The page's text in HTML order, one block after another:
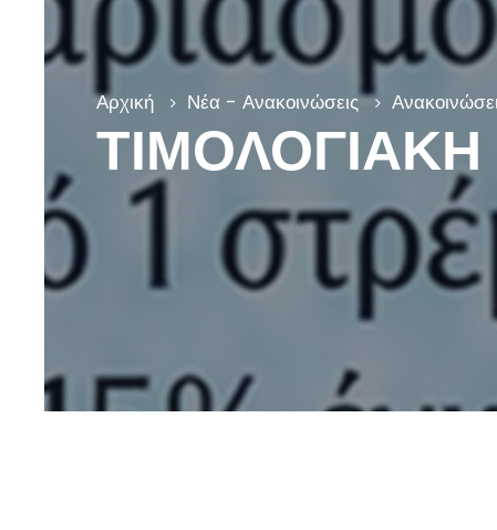
Αρχική Νέα - Ανακοινώσεις
ΤΙΜΟΛΟΓΙΑΚΗ